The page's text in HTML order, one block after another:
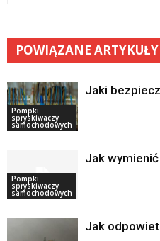
POWIĄZANE ARTYKUŁY
Pompki
spryskiwaczy
samochodowych
Jaki
Pompki
spryskiwaczy
samochodowych
Jak
Jak